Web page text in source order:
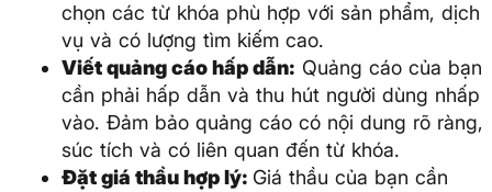
chọn các từ khóa phù hợp với sản phẩm, dịch
vụ và có lượng tìm kiếm cao.
Viết quảng cáo hấp dẫn: Quảng cáo của bạn
cần phải hấp dẫn và thu hút người dùng nhấp
vào. Đảm bảo quảng cáo có nội dung rõ ràng,
súc tích và có liên quan đến từ khóa.
Đặt giá thầu hợp lý: Giá thầu của bạn cần